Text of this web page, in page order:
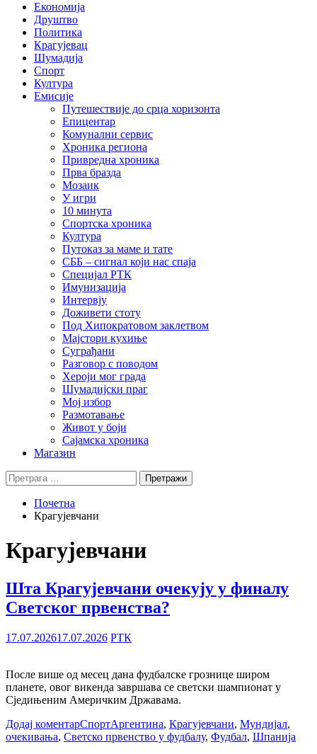
Економија
Друштво
Политика
Крагујевац
Шумадија
Спорт
Култура
Емисије
Путешествије до срца хоризонта
Епицентар
Комунални сервис
Хроника региона
Привредна хроника
Прва бразда
Мозаик
У игри
10 минута
Спортска хроника
Култура
Путоказ за маме и тате
СББ – сигнал који нас спаја
Специјал РТК
Имунизација
Интервју
Доживети стоту
Под Хипократовом заклетвом
Мајстори кухиње
Суграђани
Разговор с поводом
Хероји мог града
Шумадијски праг
Мој избор
Размотавање
Живот у боји
Сајамска хроника
Магазин
Претрага
за:
Почетна
Крагујевчани
Крагујевчани
Шта Крагујевчани очекују у финалу
Светског првенства?
17.07.202617.07.2026 РТК
После више од месец дана фудбалске грознице широм
планете, овог викенда завршава се светски шампионат у
Сједињеним Америчким Државама.
Додај коментарСпортАргентина, Крагујевчани, Мундијал,
очекивања, Светско првенство у фудбалу, Фудбал, Шпанија